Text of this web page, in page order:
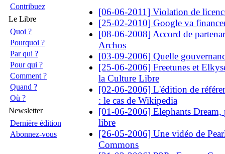
Contribuez
Le Libre
Quoi ?
Pourquoi ?
Par qui ?
Pour qui ?
Comment ?
Quand ?
Où ?
Newsletter
Dernière édition
Abonnez-vous
[06-06-2011] Violation de
[25-02-2010] Google va
[08-06-2008] Accord de
Archos
[03-09-2006] Quelle
[25-06-2006] Freetunes et
la Culture Libre
[02-06-2006] L'édition de
: le cas de Wikipedia
[01-06-2006] Elephants Dream,
libre
[26-05-2006] Une vidéo de
Commons